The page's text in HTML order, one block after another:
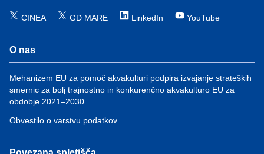
CINEA GD MARE LinkedIn YouTube
O nas
Mehanizem EU za pomoč akvakulturi podpira izvajanje strateških
smernic za bolj trajnostno in konkurenčno akvakulturo EU za
obdobje 2021–2030.
Obvestilo o varstvu podatkov